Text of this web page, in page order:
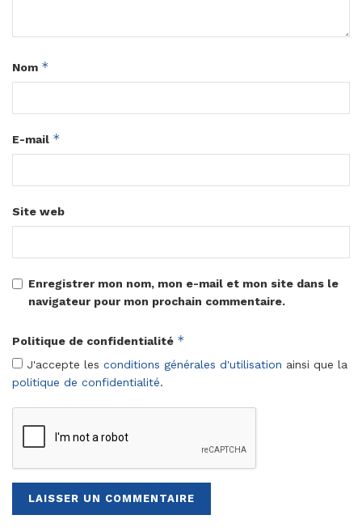
Nom *
E-mail *
Site web
Enregistrer mon nom, mon e-mail et mon site dans le
navigateur pour mon prochain commentaire.
Politique de confidentialité *
J'accepte les conditions générales d'utilisation ainsi que la
politique de confidentialité.